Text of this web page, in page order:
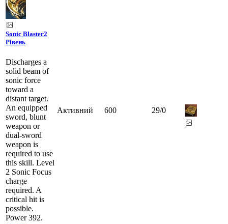
Sonic Blaster2
Рівень
Discharges a
solid beam of
sonic force
toward a
distant target.
An equipped
sword, blunt
weapon or
dual-sword
weapon is
required to use
this skill. Level
2 Sonic Focus
charge
required. A
critical hit is
possible.
Power 392.
Активний 600 29/0